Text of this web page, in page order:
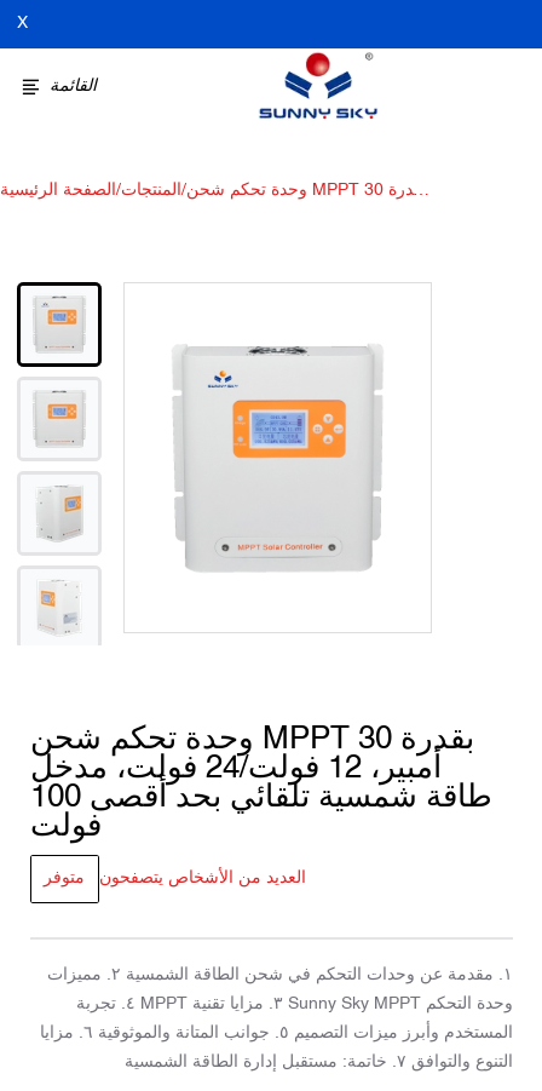
X
القائمة
الصفحة الرئيسية /المنتجات /وحدة تحكم شحن MPPT بقدرة 30
وحدة تحكم شحن MPPT بقدرة 30
أمبير، 12 فولت/24 فولت، مدخل
طاقة شمسية تلقائي بحد أقصى 100
فولت
متوفر العديد من الأشخاص يتصفحون
١. مقدمة عن وحدات التحكم في شحن الطاقة الشمسية ٢. مميزات
وحدة التحكم Sunny Sky MPPT ٣. مزايا تقنية MPPT ٤. تجربة
المستخدم وأبرز ميزات التصميم ٥. جوانب المتانة والموثوقية ٦. مزايا
التنوع والتوافق ٧. خاتمة: مستقبل إدارة الطاقة الشمسية